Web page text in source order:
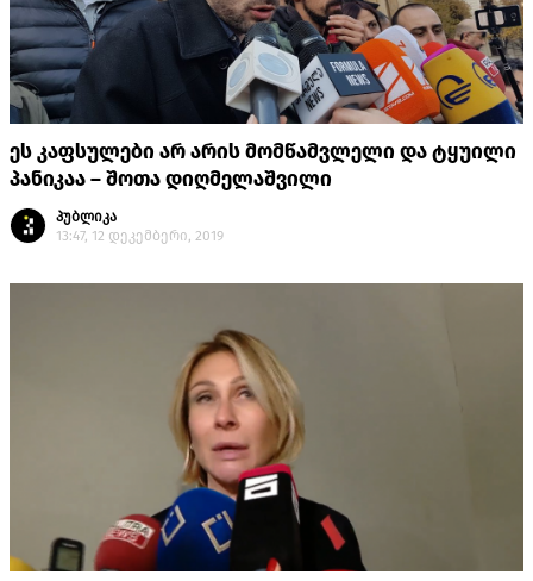
ეს კაფსულები არ არის მომწამვლელი და ტყუილი
პანიკაა – შოთა დიღმელაშვილი
პუბლიკა
13:47, 12 დეკემბერი, 2019